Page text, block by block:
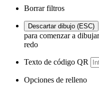
Borrar filtros
Descartar dibujo (ESC)
para comenzar a
redo
Texto de código QR
Opciones de relleno